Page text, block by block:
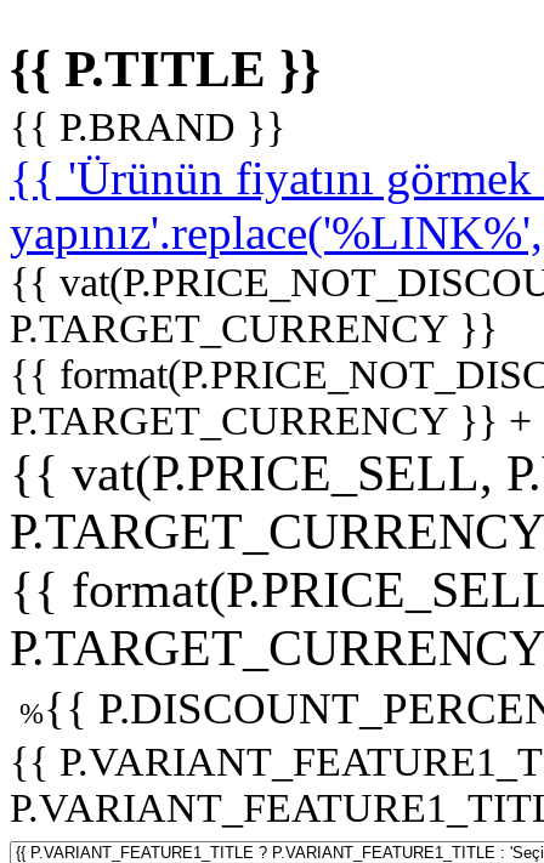
{{ P.TITLE }}
{{ P.BRAND }}
{{ 'Ürünün fiyatını
{{
P.TARGET_CURRENCY }}
{{
P.TARGET_CURRENCY }}
{{ vat(P.PRICE_SELL,
{{
%{{
{{